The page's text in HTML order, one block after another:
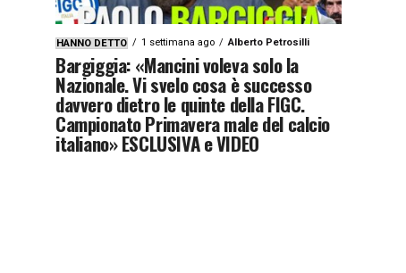
HANNO DETTO 1 settimana ago Alberto Petrosilli
Bargiggia: «Mancini voleva solo la
Nazionale. Vi svelo cosa è successo
davvero dietro le quinte della FIGC.
Campionato Primavera male del calcio
italiano» ESCLUSIVA e VIDEO